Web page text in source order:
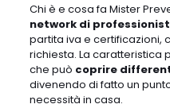
Chi è e cosa fa Mister
network di
partita iva e certificazioni,
richiesta. La caratteristica
che può coprire
divenendo di fatto un
necessità in casa.